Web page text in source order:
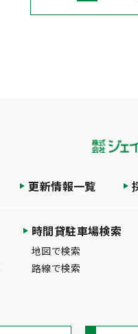
更新情報一覧
時間貸駐車場検索
地図で検索
路線で検索